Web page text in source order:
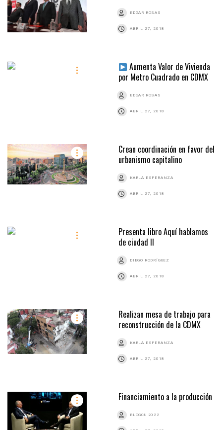
EDGAR ROSAS
ABRIL 27, 2018
Aumenta Valor de Vivienda
por Metro Cuadrado en CDMX
EDGAR ROSAS
ABRIL 27, 2018
Crean coordinación en favor del
urbanismo capitalino
KARLA ESPERANZA
ABRIL 27, 2018
Presenta libro Aquí hablamos
de ciudad II
DIEGO RODRÍGUEZ
ABRIL 27, 2018
Realizan mesa de trabajo para
reconstrucción de la CDMX
KARLA ESPERANZA
ABRIL 27, 2018
Financiamiento a la producción
BLOGCU 2022